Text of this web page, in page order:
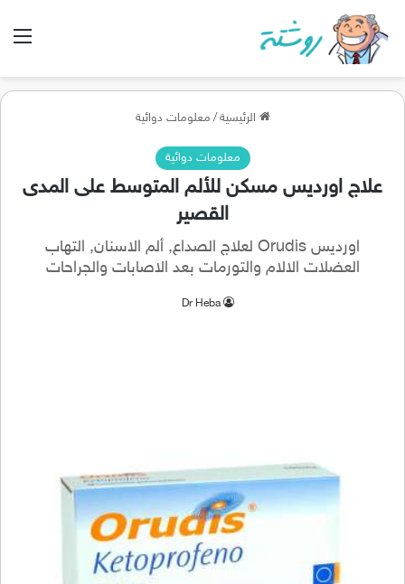
الرئيسية / معلومات دوائية
معلومات دوائية
علاج اورديس مسكن للألم المتوسط على المدى
القصير
اورديس Orudis لعلاج الصداع, ألم الاسنان, التهاب
العضلات الالام والتورمات بعد الاصابات والجراحات
Dr Heba